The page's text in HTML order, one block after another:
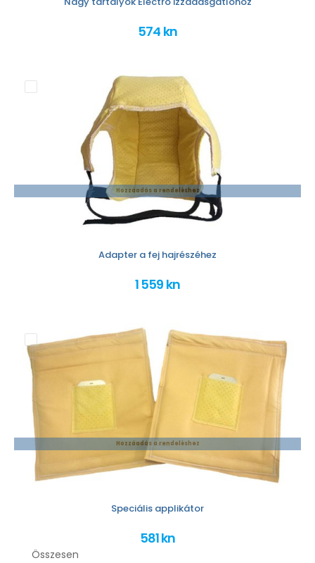
574 kn
Hozzáadás a rendeléshez
Adapter a fej hajrészéhez
1 559 kn
Hozzáadás a rendeléshez
Speciális applikátor
581 kn
Összesen